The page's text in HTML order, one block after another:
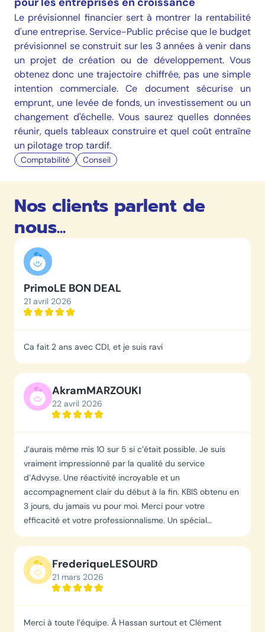
Le prévisionnel financier sert à montrer la rentabilité
d'une entreprise. Service-Public précise que le budget
prévisionnel se construit sur les 3 années à venir dans
un projet de création ou de développement. Vous
obtenez donc une trajectoire chiffrée, pas une simple
intention commerciale. Ce document sécurise un
emprunt, une levée de fonds, un investissement ou un
changement d'échelle. Vous saurez quelles données
réunir, quels tableaux construire et quel coût entraîne
un pilotage trop tardif.
Comptabilité Conseil
Nos clients parlent de
nous...
PrimoLE BON DEAL
21 avril 2026
Ca fait 2 ans avec CDI, et je suis ravi
AkramMARZOUKI
22 avril 2026
J’aurais même mis 10 sur 5 si c’était possible. Je suis
vraiment impressionné par la qualité du service
d’Advyse. Une réactivité incroyable et un
accompagnement clair du début à la fin. KBIS obtenu en
3 jours, du jamais vu pour moi. Merci pour votre
efficacité et votre professionnalisme. Un spécial
remerciement à Jessica, Cynthia et Salma. Je
recommande vivement.
FrederiqueLESOURD
21 mars 2026
Merci à toute l’équipe. À Hassan surtout et Clément